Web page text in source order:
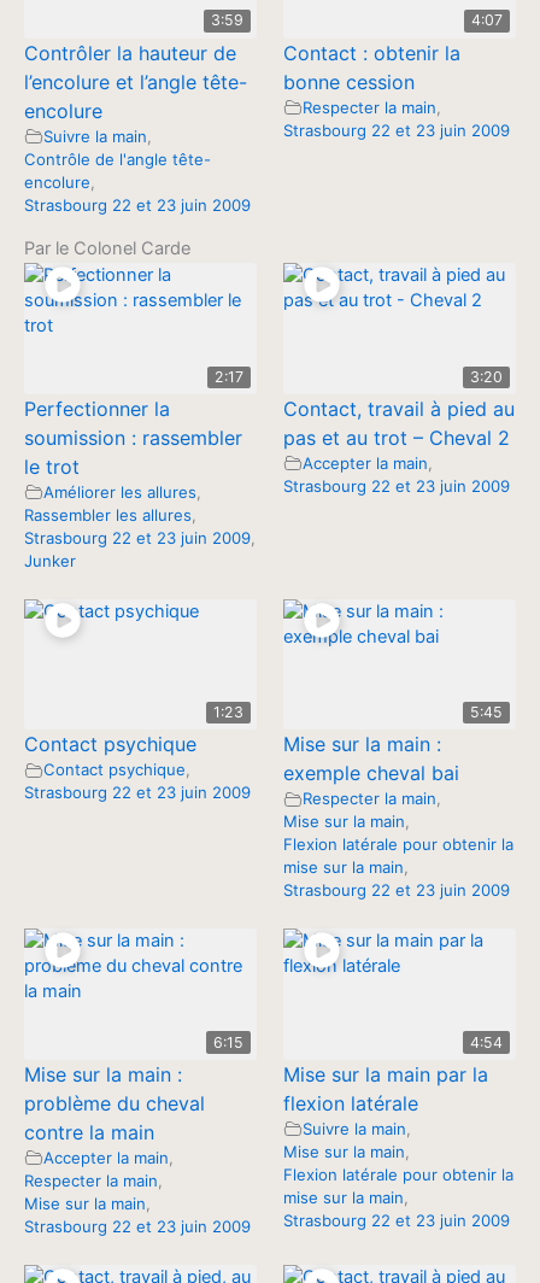
3:59
Contrôler la hauteur de
l’encolure et l’angle tête-
encolure
Suivre la main
Contrôle de l'angle tête-
encolure
Strasbourg 22 et 23 juin 2009
4:07
Contact : obtenir la
bonne cession
Respecter la main
Strasbourg 22 et 23 juin 2009
Par le Colonel Carde
2:17
Perfectionner la
soumission : rassembler
le trot
Améliorer les allures
Rassembler les allures
Strasbourg 22 et 23 juin 2009
Junker
3:20
Contact, travail à pied au
pas et au trot – Cheval 2
Accepter la main
Strasbourg 22 et 23 juin 2009
1:23
Contact psychique
Contact psychique
Strasbourg 22 et 23 juin 2009
5:45
Mise sur la main :
exemple cheval bai
Respecter la main
Mise sur la main
Flexion latérale pour obtenir la
mise sur la main
Strasbourg 22 et 23 juin 2009
6:15
Mise sur la main :
problème du cheval
contre la main
Accepter la main
Respecter la main
Mise sur la main
Strasbourg 22 et 23 juin 2009
4:54
Mise sur la main par la
flexion latérale
Suivre la main
Mise sur la main
Flexion latérale pour obtenir la
mise sur la main
Strasbourg 22 et 23 juin 2009